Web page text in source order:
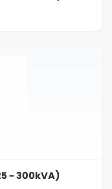
- 300kVA)